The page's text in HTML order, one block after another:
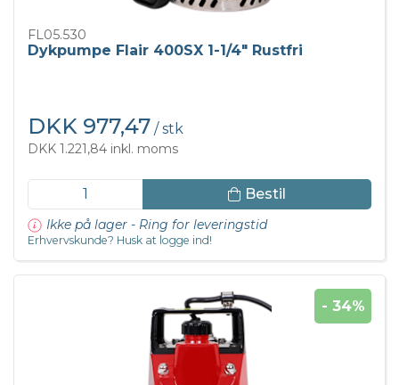
FL05.530
Dykpumpe Flair 400SX 1-1/4" Rustfri
DKK 977,47 / stk
DKK 1.221,84 inkl. moms
Bestil
Ikke på lager - Ring for leveringstid
Erhvervskunde? Husk at logge ind!
- 34%